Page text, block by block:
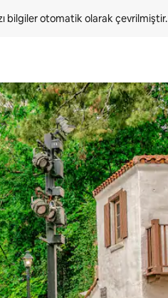
bilgiler otomatik olarak çevrilmiştir.